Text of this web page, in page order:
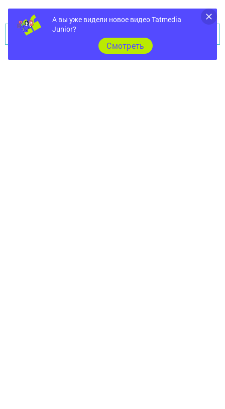
Перейти на страницу новости
А вы уже видели новое видео Tatmedia
Junior?
Cмотреть